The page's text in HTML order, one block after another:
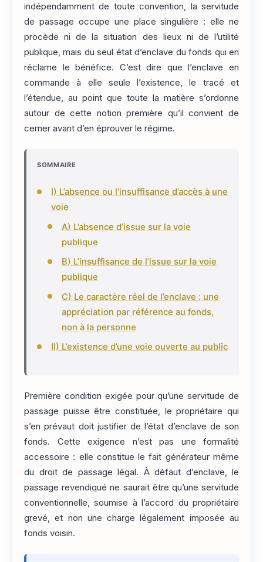
indépendamment de toute convention, la servitude
de passage occupe une place singulière : elle ne
procède ni de la situation des lieux ni de l’utilité
publique, mais du seul état d’enclave du fonds qui en
réclame le bénéfice. C’est dire que l’enclave en
commande à elle seule l’existence, le tracé et
l’étendue, au point que toute la matière s’ordonne
autour de cette notion première qu’il convient de
cerner avant d’en éprouver le régime.
SOMMAIRE
I) L’absence ou l’insuffisance d’accès à une
voie
A) L’absence d’issue sur la voie
publique
B) L’insuffisance de l’issue sur la voie
publique
C) Le caractère réel de l’enclave : une
appréciation par référence au fonds,
non à la personne
II) L’existence d’une voie ouverte au public
Première condition exigée pour qu’une servitude de
passage puisse être constituée, le propriétaire qui
s’en prévaut doit justifier de l’état d’enclave de son
fonds. Cette exigence n’est pas une formalité
accessoire : elle constitue le fait générateur même
du droit de passage légal. À défaut d’enclave, le
passage revendiqué ne saurait être qu’une servitude
conventionnelle, soumise à l’accord du propriétaire
grevé, et non une charge légalement imposée au
fonds voisin.